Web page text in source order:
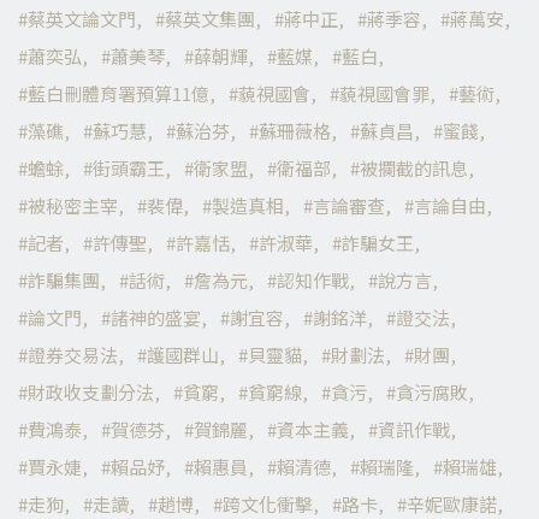
蔡英文論文門
蔡英文集團 蔣中正 蔣季容
蔣萬安
蕭奕弘
蕭美琴 薛朝輝 藍媒
藍白
藍白刪體育署預算11億
藐視國會 藐視國會罪
藝術
藻礁
蘇巧慧 蘇治芬 蘇珊薇格 蘇貞昌
蜜餞
蟾蜍
街頭霸王 衛家盟 衛福部
被攔截的訊息
被秘密主宰
裴偉 製造真相 言論審查
言論自由
記者
許傳聖 許嘉恬 許淑華
詐騙女王
詐騙集團
話術 詹為元 認知作戰
說方言
論文門
諸神的盛宴 謝宜容 謝銘洋
證交法
證券交易法
護國群山 貝靈貓 財劃法
財團
財政收支劃分法
貧窮 貧窮線 貪污
貪污腐敗
費鴻泰
賀德芬 賀錦麗 資本主義
資訊作戰
賈永婕
賴品妤 賴惠員 賴清德 賴瑞隆
賴瑞雄
走狗
走讀 趙博 跨文化衝擊 路卡
辛妮歐康諾